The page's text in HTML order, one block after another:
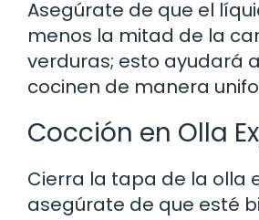
Asegúrate de que el
menos la mitad de la
verduras; esto ayudará
cocinen de manera
Cocción en Olla
Cierra la tapa de la olla
asegúrate de que esté